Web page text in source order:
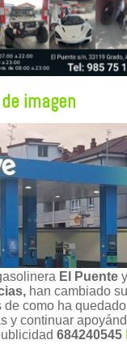
imagen
El Puente y
han cambiado
de como ha
y continuar
684240545